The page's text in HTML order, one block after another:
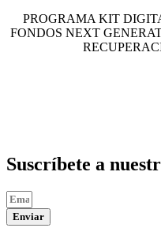
PROGRAMA KIT
FONDOS NEXT
Suscríbete a
Enviar